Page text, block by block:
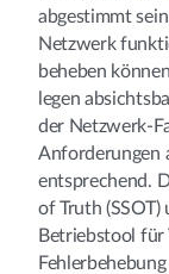
abgestimmt
Netzwerk
beheben
legen
der Netzwerk-
Anforderungen
entsprechend.
of Truth
Betriebstool für